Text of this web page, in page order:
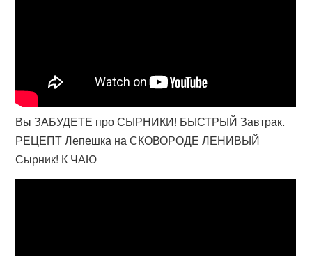
Вы ЗАБУДЕТЕ про СЫРНИКИ! БЫСТРЫЙ Завтрак.
РЕЦЕПТ Лепешка на СКОВОРОДЕ ЛЕНИВЫЙ
Сырник! К ЧАЮ